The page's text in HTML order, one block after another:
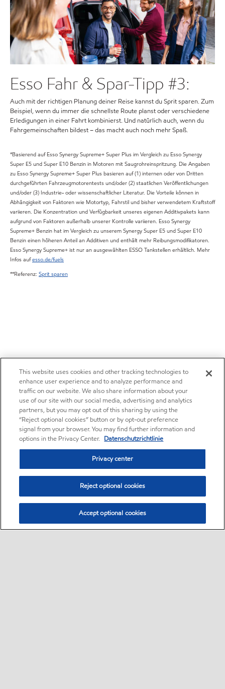
Esso Fahr & Spar-Tipp #3:
Auch mit der richtigen Planung deiner Reise kannst du Sprit sparen. Zum
Beispiel, wenn du immer die schnellste Route planst oder verschiedene
Erledigungen in einer Fahrt kombinierst. Und natürlich auch, wenn du
Fahrgemeinschaften bildest – das macht auch noch mehr Spaß.
*Basierend auf Esso Synergy Supreme+ Super Plus im Vergleich zu Esso Synergy
Super E5 und Super E10 Benzin in Motoren mit Saugrohreinspritzung. Die Angaben
zu Esso Synergy Supreme+ Super Plus basieren auf (1) internen oder von Dritten
durchgeführten Fahrzeugmotorentests und/oder (2) staatlichen Veröffentlichungen
und/oder (3) Industrie- oder wissenschaftlicher Literatur. Die Vorteile können in
Abhängigkeit von Faktoren wie Motortyp, Fahrstil und bisher verwendetem Kraftstoff
variieren. Die Konzentration und Verfügbarkeit unseres eigenen Additivpakets kann
aufgrund von Faktoren außerhalb unserer Kontrolle variieren. Esso Synergy
Supreme+ Benzin hat im Vergleich zu unserem Synergy Super E5 und Super E10
Benzin einen höheren Anteil an Additiven und enthält mehr Reibungsmodifikatoren.
Esso Synergy Supreme+ ist nur an ausgewählten ESSO Tankstellen erhältlich. Mehr
Infos aufesso.de/fuels
**Referenz: Sprit sparen
This website uses cookies and other tracking technologies to
enhance user experience and to analyze performance and
traffic on our website. We also share information about your
use of our site with our social media, advertising and analytics
partners, but you may opt out of this sharing by using the
“Reject optional cookies” button or by opt-out preference
signal from your browser. You may find further information and
options in the Privacy Center. Datenschutzrichtlinie
Privacy center
Reject optional cookies
Accept optional cookies